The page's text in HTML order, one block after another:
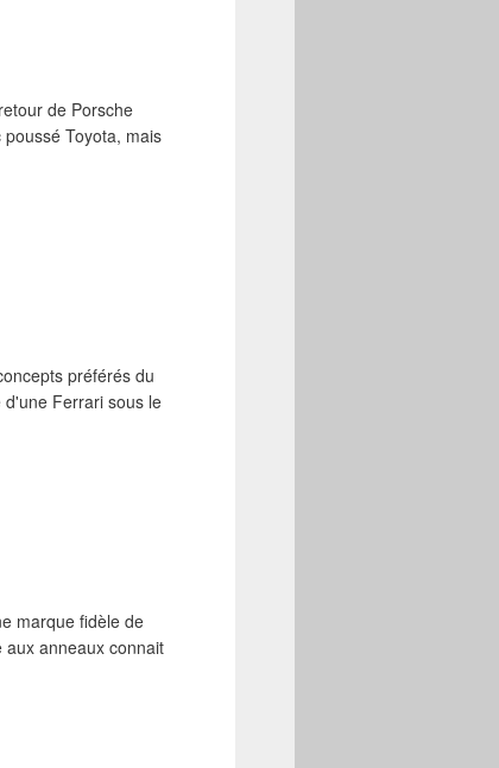
de Porsche
Toyota, mais
préférés du
Ferrari sous le
marque fidèle de
anneaux connait